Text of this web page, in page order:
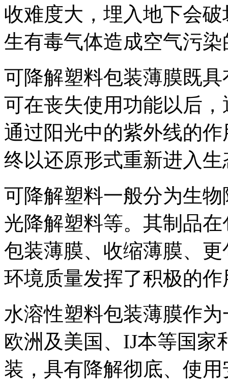
收难度大，埋入地下会
生有毒气体造成空气污
可降解塑料包装薄膜既
可在丧失使用功能以后
通过阳光中的紫外线的
终以还原形式重新进入
可降解塑料一般分为生
光降解塑料等。其制品
包装薄膜、收缩薄膜、
环境质量发挥了积极的作
水溶性塑料包装薄膜作
欧洲及美国、IJ本等国家
装，具有降解彻底、使